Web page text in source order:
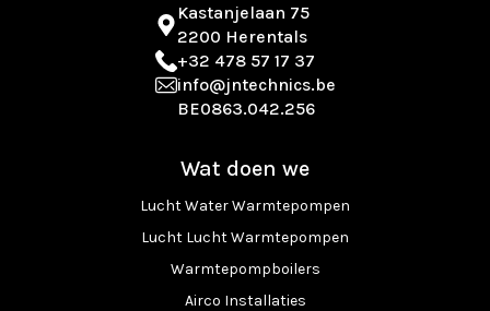
Kastanjelaan 75
2200 Herentals
+32 478 57 17 37
info@jntechnics.be
BE0863.042.256
Wat doen we
Lucht Water Warmtepompen
Lucht Lucht Warmtepompen
Warmtepompboilers
Airco Installaties